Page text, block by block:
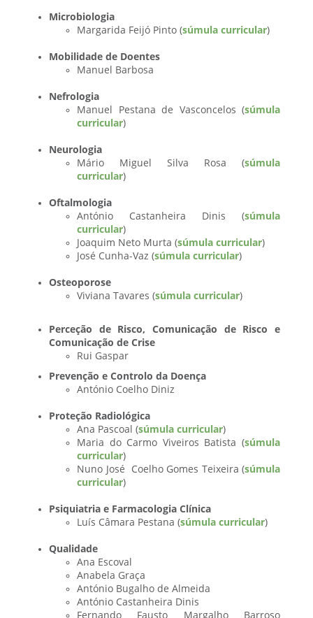
Microbiologia
Margarida Feijó Pinto (súmula curricular)
Mobilidade de Doentes
Manuel Barbosa
Nefrologia
Manuel Pestana de Vasconcelos (súmula
curricular)
Neurologia
Mário Miguel Silva Rosa (súmula
curricular)
Oftalmologia
António Castanheira Dinis (súmula
curricular)
Joaquim Neto Murta (súmula curricular)
José Cunha-Vaz (súmula curricular)
Osteoporose
Viviana Tavares (súmula curricular)
Perceção de Risco, Comunicação de Risco e
Comunicação de Crise
Rui Gaspar
Prevenção e Controlo da Doença
António Coelho Diniz
Proteção Radiológica
Ana Pascoal (súmula curricular)
Maria do Carmo Viveiros Batista (súmula
curricular)
Nuno José Coelho Gomes Teixeira (súmula
curricular)
Psiquiatria e Farmacologia Clínica
Luís Câmara Pestana (súmula curricular)
Qualidade
Ana Escoval
Anabela Graça
António Bugalho de Almeida
António Castanheira Dinis
Fernando Fausto Margalho Barroso